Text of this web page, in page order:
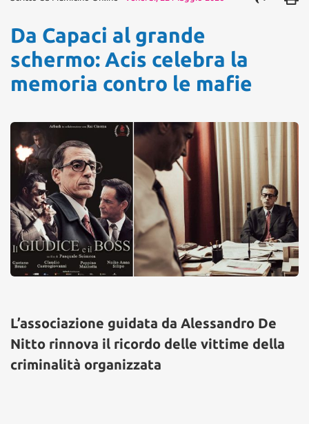
Da Capaci al grande
schermo: Acis celebra la
memoria contro le mafie
L’associazione guidata da Alessandro De
Nitto rinnova il ricordo delle vittime della
criminalità organizzata